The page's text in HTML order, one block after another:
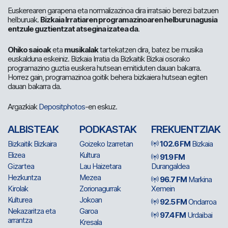
Euskerearen garapena eta normalizazinoa dira irratsaio berezi batzuen
helburuak. Bizkaia Irratiaren programazinoaren helburu nagusia
entzule guztientzat atsegina izatea da.
Ohiko saioaketa musikalaktartekatzen dira, batez be musika
euskalduna eskeiniz. Bizkaia Irratia da Bizkaitik Bizkai osorako
programazino guztia euskera hutsean emitiduten dauan bakarra.
Horrez gain, programazinoa goitik behera bizkaiera hutsean egiten
dauan bakarra da.
ArgazkiakDepositphotos-en eskuz.
ALBISTEAK
Bizkaitik Bizkaira
Elizea
Gizartea
Hezkuntza
Kirolak
Kulturea
Nekazaritza eta
arrantza
PODKASTAK
Goizeko Izarretan
Kultura
Lau Haizetara
Mezea
Zorionagurrak
Jokoan
Garoa
Kresala
FREKUENTZIAK
102.6 FM Bizkaia
91.9 FM
Durangaldea
96.7 FM Markina
Xemein
92.5 FMOndarroa
97.4 FM Urdaibai